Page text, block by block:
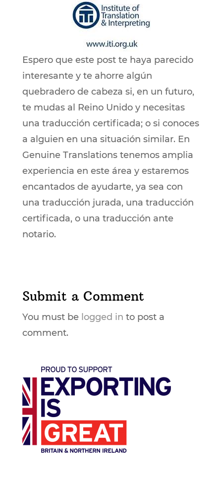
Espero que este post te haya parecido
interesante y te ahorre algún
quebradero de cabeza si, en un futuro,
te mudas al Reino Unido y necesitas
una traducción certificada; o si conoces
a alguien en una situación similar. En
Genuine Translations tenemos amplia
experiencia en este área y estaremos
encantados de ayudarte, ya sea con
una traducción jurada, una traducción
certificada, o una traducción ante
notario.
Submit a Comment
You must be logged in to post a
comment.